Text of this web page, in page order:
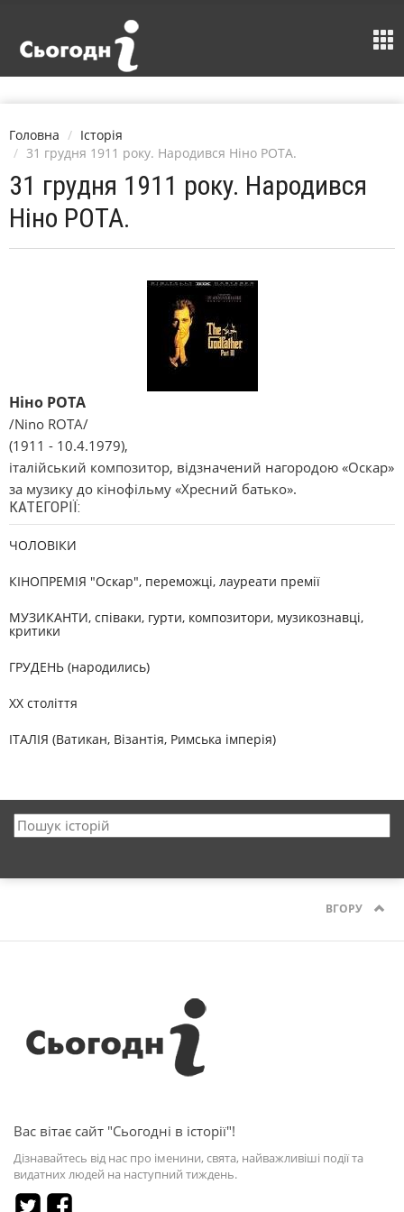
Головна
Історія
31 грудня 1911 року. Народився Ніно РОТА.
31 грудня 1911 року. Народився
Ніно РОТА.
Ніно РОТА
/Nino ROTA/
(1911 - 10.4.1979),
італійський композитор, відзначений нагородою «Оскар»
за музику до кінофільму «Хресний батько».
КАТЕГОРІЇ:
ЧОЛОВІКИ
КІНОПРЕМІЯ "Оскар", переможці, лауреати премії
МУЗИКАНТИ, співаки, гурти, композитори, музикознавці,
критики
ГРУДЕНЬ (народились)
XX століття
ІТАЛІЯ (Ватикан, Візантія, Римська імперія)
ВГОРУ
Вас вітає сайт "Сьогодні в історії"!
Дізнавайтесь від нас про іменини, свята, найважливіші події та
видатних людей на наступний тиждень.